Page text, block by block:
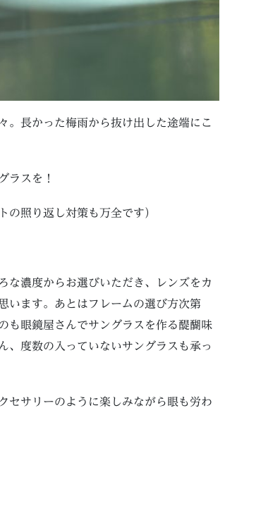
。長かった梅雨から抜け出した途端にこ
ラスを！
の照り返し対策も万全です）
な濃度からお選びいただき、レンズをカ
います。あとはフレームの選び方次第
も眼鏡屋さんでサングラスを作る醍醐味
、度数の入っていないサングラスも承っ
セサリーのように楽しみながら眼も労わ